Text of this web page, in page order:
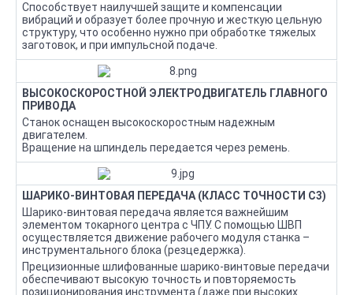
Способствует наилучшей защите и компенсации
вибраций и образует более прочную и жесткую цельную
структуру, что особенно нужно при обработке тяжелых
заготовок, и при импульсной подаче.
ВЫСОКОСКОРОСТНОЙ ЭЛЕКТРОДВИГАТЕЛЬ ГЛАВНОГО
ПРИВОДА
Станок оснащен высокоскоростным надежным
двигателем.
Вращение на шпиндель передается через ремень.
ШАРИКО-ВИНТОВАЯ ПЕРЕДАЧА (КЛАСС ТОЧНОСТИ С3)
Шарико-винтовая передача является важнейшим
элементом токарного центра с ЧПУ. С помощью ШВП
осуществляется движение рабочего модуля станка –
инструментального блока (резцедержка).
Прецизионные шлифованные шарико-винтовые передачи
обеспечивают высокую точность и повторяемость
позиционирования инструмента (даже при высоких